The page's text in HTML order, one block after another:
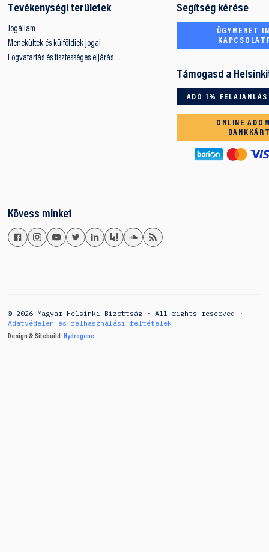
Tevékenységi területek
Jogállam
Menekültek és külföldiek jogai
Fogvatartás és tisztességes eljárás
Segítség kérése
ÜGYMENET
Támogasd a
ADÓ 1% FELAJÁNLÁS
ONLINE
Kövess minket
© 2026 Magyar Helsinki Bizottság · All rights reserved ·
Adatvédelem és felhasználási feltételek
Design & Sitebuild: Hydrogene